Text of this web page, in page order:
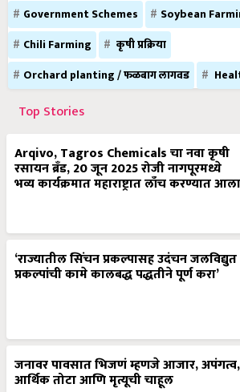
Government Schemes Soybean
Chili Farming
कृषी प्रक्रिया
Orchard planting / फळबाग लागवड
Top Stories
Arqivo, Tagros Chemicals चा नवा कृषी
रसायन ब्रँड, 20 जून 2025 रोजी नागपूरमध्ये
भव्य कार्यक्रमात महाराष्ट्रात लाँच करण्यात आला
‘राज्यातील सिंचन प्रकल्पासह उदंचन जलविद्युत
प्रकल्पांची कामे कालबद्ध पद्धतीने पूर्ण करा’
जनावर पावसात भिजणं म्हणजे आजार, अपंगत्व,
आर्थिक तोटा आणि मृत्यूची चाहूल